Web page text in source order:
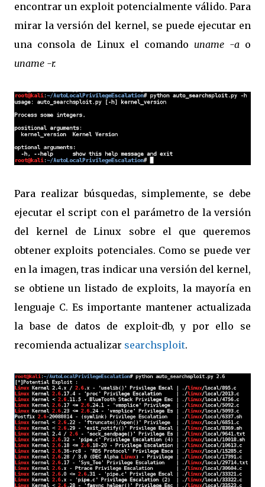
encontrar un exploit potencialmente válido. Para
mirar la versión del kernel, se puede ejecutar en
una consola de Linux el comando uname -a o
uname -r.
Para realizar búsquedas, simplemente, se debe
ejecutar el script con el parámetro de la versión
del kernel de Linux sobre el que queremos
obtener exploits potenciales. Como se puede ver
en la imagen, tras indicar una versión del kernel,
se obtiene un listado de exploits, la mayoría en
lenguaje C. Es importante mantener actualizada
la base de datos de exploit-db, y por ello se
recomienda actualizar searchsploit.